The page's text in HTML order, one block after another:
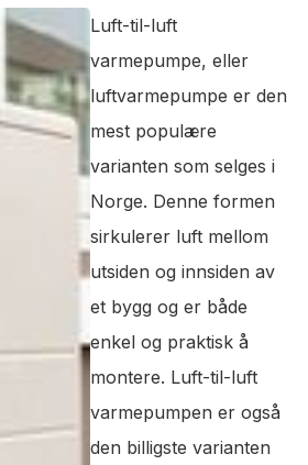
Luft-til-luft
varmepumpe, eller
luftvarmepumpe er den
mest populære
varianten som selges i
Norge. Denne formen
sirkulerer luft mellom
utsiden og innsiden av
et bygg og er både
enkel og praktisk å
montere. Luft-til-luft
varmepumpen er også
den billigste varianten